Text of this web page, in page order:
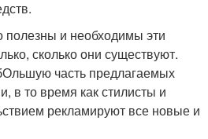
полезны и необходимы эти
сколько они существуют.
часть предлагаемых
в то время как стилисты и
рекламируют все новые и